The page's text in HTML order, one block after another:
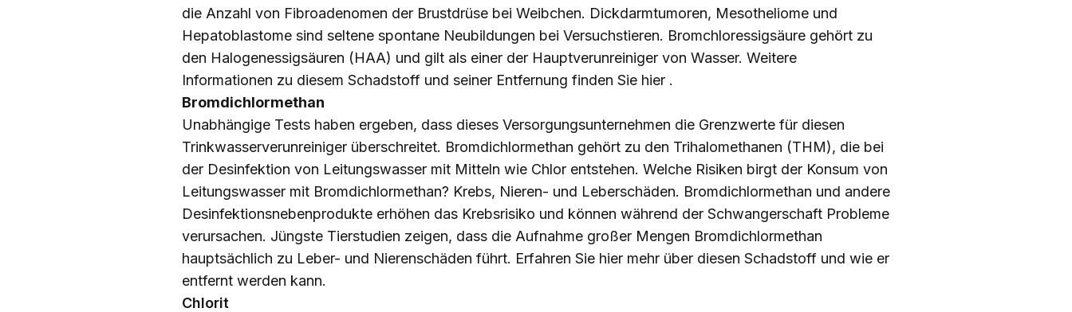
die Anzahl von Fibroadenomen der Brustdrüse bei Weibchen. Dickdarmtumoren, Mesotheliome und
Hepatoblastome sind seltene spontane Neubildungen bei Versuchstieren. Bromchloressigsäure gehört zu
den Halogenessigsäuren (HAA) und gilt als einer der Hauptverunreiniger von Wasser. Weitere
Informationen zu diesem Schadstoff und seiner Entfernung finden Sie hier .
Bromdichlormethan
Unabhängige Tests haben ergeben, dass dieses Versorgungsunternehmen die Grenzwerte für diesen
Trinkwasserverunreiniger überschreitet. Bromdichlormethan gehört zu den Trihalomethanen (THM), die bei
der Desinfektion von Leitungswasser mit Mitteln wie Chlor entstehen. Welche Risiken birgt der Konsum von
Leitungswasser mit Bromdichlormethan? Krebs, Nieren- und Leberschäden. Bromdichlormethan und andere
Desinfektionsnebenprodukte erhöhen das Krebsrisiko und können während der Schwangerschaft Probleme
verursachen. Jüngste Tierstudien zeigen, dass die Aufnahme großer Mengen Bromdichlormethan
hauptsächlich zu Leber- und Nierenschäden führt. Erfahren Sie hier mehr über diesen Schadstoff und wie er
entfernt werden kann.
Chlorit